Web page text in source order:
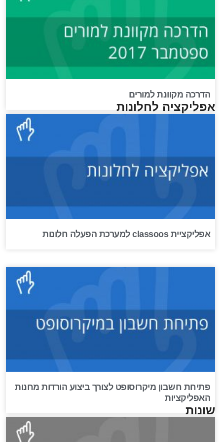
הדרכה מקוונת למורים
אפליקציה לחלונות
אפליקציית classoos למערכת הפעלה חלונות
פתיחת חשבון מיקרוסופט לצורך ביצוע הורדות מחנות
האפליקציות
שונות